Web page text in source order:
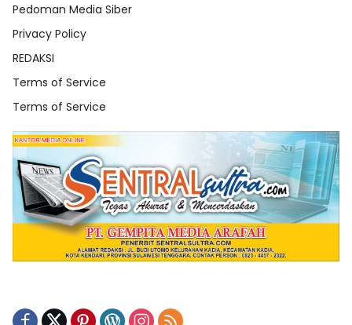
Pedoman Media Siber
Privacy Policy
REDAKSI
Terms of Service
Terms of Service